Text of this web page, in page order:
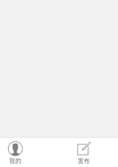
我的 发布